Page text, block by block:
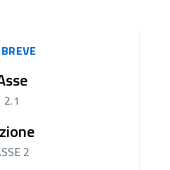
2.1
2